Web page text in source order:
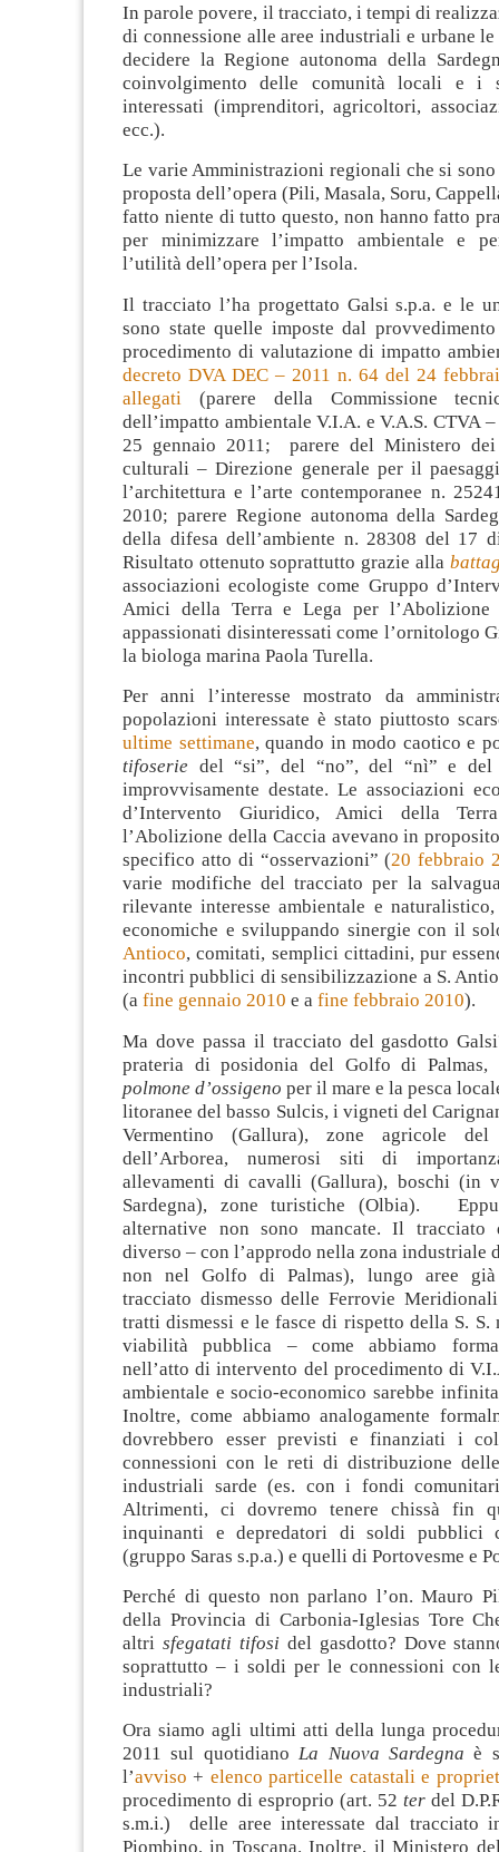
In parole povere, il tracciato, i tempi di
di connessione alle aree industriali e urbane
decidere la Regione autonoma della
coinvolgimento delle comunità locali e i
interessati (imprenditori, agricoltori,
ecc.).
Le varie Amministrazioni regionali che si sono
proposta dell’opera (Pili, Masala, Soru,
fatto niente di tutto questo, non hanno fatto
per minimizzare l’impatto ambientale e
l’utilità dell’opera per l’Isola.
Il tracciato l’ha progettato Galsi s.p.a. e le
sono state quelle imposte dal
procedimento di valutazione di impatto
decreto DVA DEC – 2011 n. 64 del 24
allegati
(parere della Commissione
dell’impatto ambientale V.I.A. e V.A.S. CTVA
25 gennaio 2011; parere del Ministero
culturali – Direzione generale per il
l’architettura e l’arte contemporanee n.
2010; parere Regione autonoma della
della difesa dell’ambiente n. 28308 del 17
Risultato ottenuto soprattutto grazie alla
associazioni ecologiste come Gruppo
Amici della Terra e Lega per l’Abolizione
appassionati disinteressati come l’ornitologo
la biologa marina Paola Turella.
Per anni l’interesse mostrato da
popolazioni interessate è stato piuttosto
ultime settimane, quando in modo caotico e
tifoserie del “si”, del “no”, del “nì” e del
improvvisamente destate. Le associazioni
d’Intervento Giuridico, Amici della
l’Abolizione della Caccia avevano in
specifico atto di “osservazioni” (20 febbraio
varie modifiche del tracciato per la
rilevante interesse ambientale e
economiche e sviluppando sinergie con il
Antioco, comitati, semplici cittadini, pur
incontri pubblici di sensibilizzazione a S.
(a fine gennaio 2010 e a fine febbraio 2010).
Ma dove passa il tracciato del gasdotto
prateria di posidonia del Golfo di
polmone d’ossigeno per il mare e la pesca
litoranee del basso Sulcis, i vigneti del
Vermentino (Gallura), zone agricole del
dell’Arborea, numerosi siti di
allevamenti di cavalli (Gallura), boschi (in
Sardegna), zone turistiche (Olbia).
alternative non sono mancate. Il tracciato
diverso – con l’approdo nella zona industriale
non nel Golfo di Palmas), lungo aree
tracciato dismesso delle Ferrovie
tratti dismessi e le fasce di rispetto della S. S.
viabilità pubblica – come abbiamo
nell’atto di intervento del procedimento di
ambientale e socio-economico sarebbe
Inoltre, come abbiamo analogamente
dovrebbero esser previsti e finanziati i
connessioni con le reti di distribuzione
industriali sarde (es. con i fondi
Altrimenti, ci dovremo tenere chissà fin
inquinanti e depredatori di soldi pubblici
(gruppo Saras s.p.a.) e quelli di Portovesme e
Perché di questo non parlano l’on. Mauro
della Provincia di Carbonia-Iglesias Tore
altri sfegatati tifosi del gasdotto? Dove
soprattutto – i soldi per le connessioni con
industriali?
Ora siamo agli ultimi atti della lunga
2011 sul quotidianoLa Nuova Sardegna è
l’avviso + elenco particelle catastali e
procedimento di esproprio (art. 52 ter del
s.m.i.) delle aree interessate dal tracciato
Piombino, in Toscana. Inoltre, il Ministero